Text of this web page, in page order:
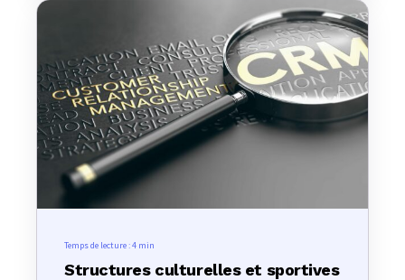
Temps de lecture :4 min
Structures culturelles et sportives